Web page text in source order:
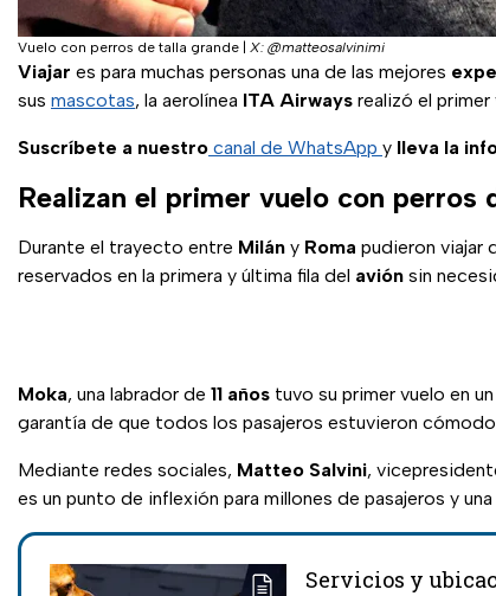
Vuelo con perros de talla grande X: @matteosalvinimi
Viajar es para muchas personas una de las mejores
sus mascotas, la aerolínea ITA Airways realizó el
Suscríbete a nuestro canal de WhatsApp y lleva la
Realizan el primer vuelo con perros
Durante el trayecto entre Milán y Roma pudieron viajar
reservados en la primera y última fila del avión sin
Moka, una labrador de 11 años tuvo su primer vuelo en
garantía de que todos los pasajeros estuvieron
Mediante redes sociales, Matteo Salvini,
es un punto de inflexión para millones de pasajeros y
Servicios y